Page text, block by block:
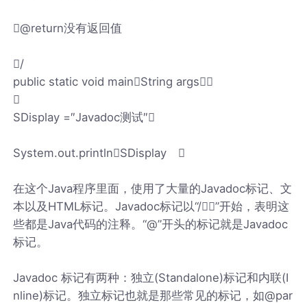
@return没有返回值
/
public static void mainString args

SDisplay =″Javadoc测试″
System.out.printlnSDisplay 
在这个Java程序里面，使用了大量的Javadoc标记、文
本以及HTML标记。Javadoc标记以“/”开始，表明这
些都是Java代码的注释。“@”开头的标记就是Javadoc
标记。
Javadoc 标记有两种：独立(Standalone)标记和内联(I
nline)标记。独立标记也就是那些常见的标记，如@par